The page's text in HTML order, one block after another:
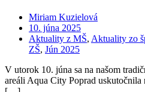
Miriam Kuzielová
10. júna 2025
Aktuality z MŠ, Aktuality zo
ZŠ, Jún 2025
V utorok 10. júna sa na našom
areáli Aqua City Poprad uskutočnila